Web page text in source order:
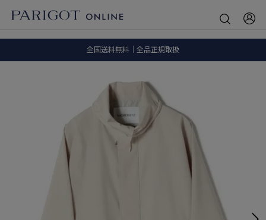
全国送料無料｜全品正規取扱